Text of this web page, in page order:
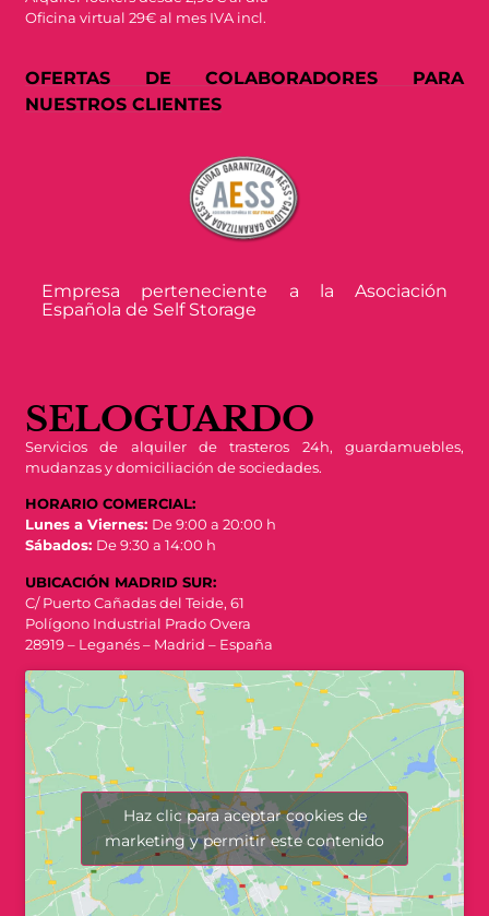
Oficina virtual 29€ al mes IVA incl.
OFERTAS DE COLABORADORES PARA
NUESTROS CLIENTES
Empresa perteneciente a la Asociación
Española de Self Storage
SELOGUARDO
Servicios de alquiler de trasteros 24h, guardamuebles,
mudanzas y domiciliación de sociedades.
HORARIO COMERCIAL:
Lunes a Viernes: De 9:00 a 20:00 h
Sábados: De 9:30 a 14:00 h
UBICACIÓN MADRID SUR:
C/ Puerto Cañadas del Teide, 61
Polígono Industrial Prado Overa
28919 – Leganés – Madrid – España
Haz clic para aceptar cookies de
marketing y permitir este contenido